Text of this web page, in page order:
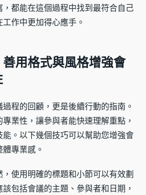
都能在這個過程中找到最符合自己
作中更加得心應手。
用格式與風格增強會
程的回顧，更是後續行動的指南。
業性，讓參與者能快速理解重點，
。以下幾個技巧可以幫助您增強會
專業感。
使用明確的標題和小節可以有效劃
包括會議的主題、參與者和日期，